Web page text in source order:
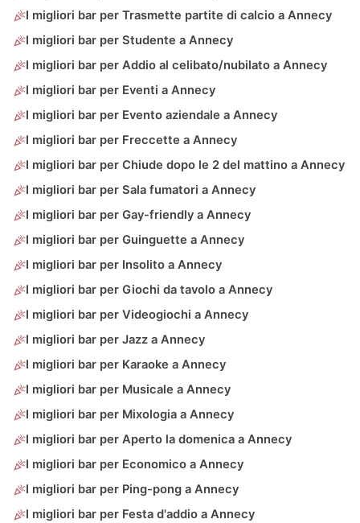
I migliori bar per Trasmette partite di calcio a Annecy
I migliori bar per Studente a Annecy
I migliori bar per Addio al celibato/nubilato a Annecy
I migliori bar per Eventi a Annecy
I migliori bar per Evento aziendale a Annecy
I migliori bar per Freccette a Annecy
I migliori bar per Chiude dopo le 2 del mattino a Annecy
I migliori bar per Sala fumatori a Annecy
I migliori bar per Gay-friendly a Annecy
I migliori bar per Guinguette a Annecy
I migliori bar per Insolito a Annecy
I migliori bar per Giochi da tavolo a Annecy
I migliori bar per Videogiochi a Annecy
I migliori bar per Jazz a Annecy
I migliori bar per Karaoke a Annecy
I migliori bar per Musicale a Annecy
I migliori bar per Mixologia a Annecy
I migliori bar per Aperto la domenica a Annecy
I migliori bar per Economico a Annecy
I migliori bar per Ping-pong a Annecy
I migliori bar per Festa d'addio a Annecy